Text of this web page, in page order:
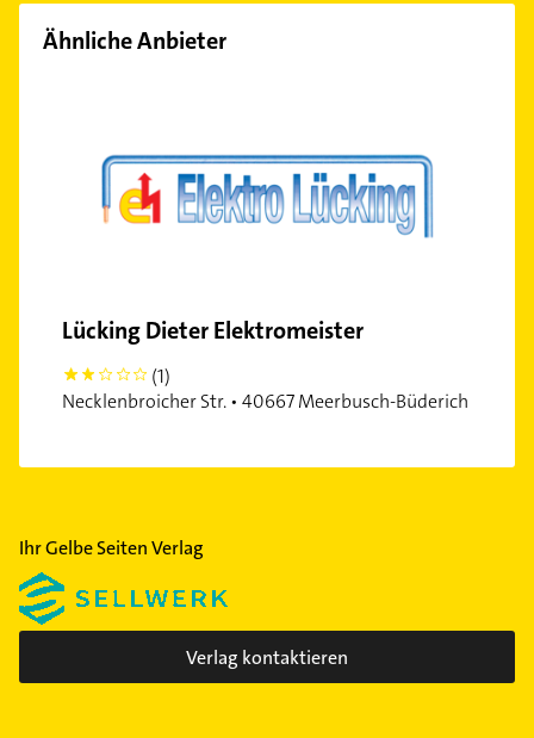
Ähnliche Anbieter
Lücking Dieter Elektromeister
2
(1)
Necklenbroicher Str. • 40667 Meerbusch-Büderich
Ihr Gelbe Seiten Verlag
Verlag kontaktieren